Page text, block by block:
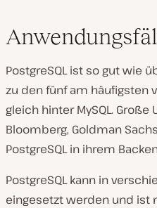
PostgreSQL ist so gut wie
zu den fünf am häufigsten
gleich hinter MySQL.
Bloomberg, Goldman
PostgreSQL in ihrem
PostgreSQL kann in
eingesetzt werden und ist